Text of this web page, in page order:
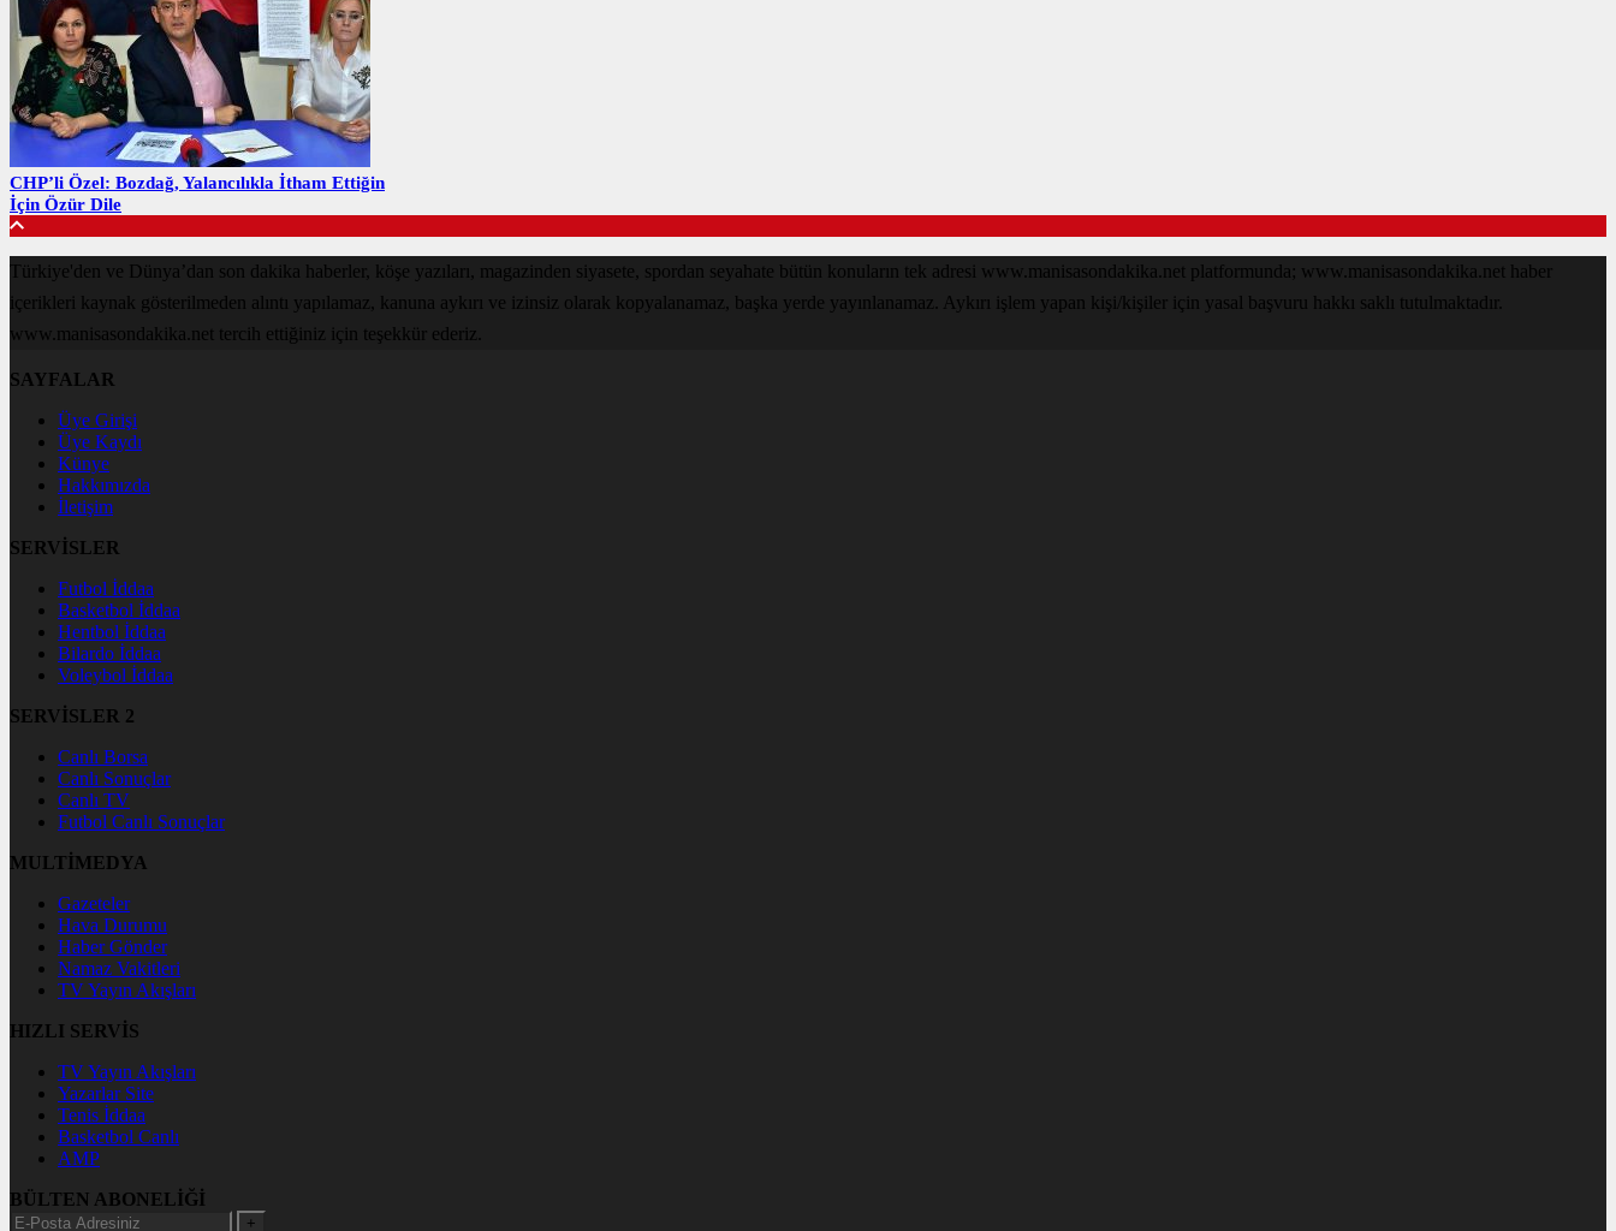
CHP’li Özel: Bozdağ, Yalancılıkla İtham Ettiğin
İçin Özür Dile
Türkiye'den ve Dünya’dan son dakika haberler, köşe yazıları, magazinden siyasete, spordan seyahate bütün konuların tek adresi www.manisasondakika.net platformunda; www.manisasondakika.net haber
içerikleri kaynak gösterilmeden alıntı yapılamaz, kanuna aykırı ve izinsiz olarak kopyalanamaz, başka yerde yayınlanamaz. Aykırı işlem yapan kişi/kişiler için yasal başvuru hakkı saklı tutulmaktadır.
www.manisasondakika.net tercih ettiğiniz için teşekkür ederiz.
SAYFALAR
Üye Girişi
Üye Kaydı
Künye
Hakkımızda
İletişim
SERVİSLER
Futbol İddaa
Basketbol İddaa
Hentbol İddaa
Bilardo İddaa
Voleybol İddaa
SERVİSLER 2
Canlı Borsa
Canlı Sonuçlar
Canlı TV
Futbol Canlı Sonuçlar
MULTİMEDYA
Gazeteler
Hava Durumu
Haber Gönder
Namaz Vakitleri
TV Yayın Akışları
HIZLI SERVİS
TV Yayın Akışları
Yazarlar Site
Tenis İddaa
Basketbol Canlı
AMP
BÜLTEN ABONELİĞİ
+